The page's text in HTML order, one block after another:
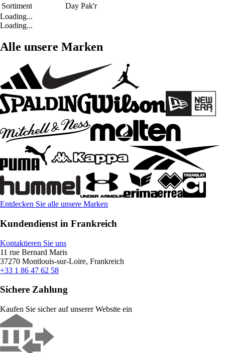
Sortiment
Day Pak'r
Loading...
Loading...
Alle unsere Marken
Entdecken Sie alle unsere Marken
Kundendienst in Frankreich
Kontaktieren Sie uns
11 rue Bernard Maris
37270 Montlouis-sur-Loire, Frankreich
+33 1 86 47 62 58
Sichere Zahlung
Kaufen Sie sicher auf unserer Website ein